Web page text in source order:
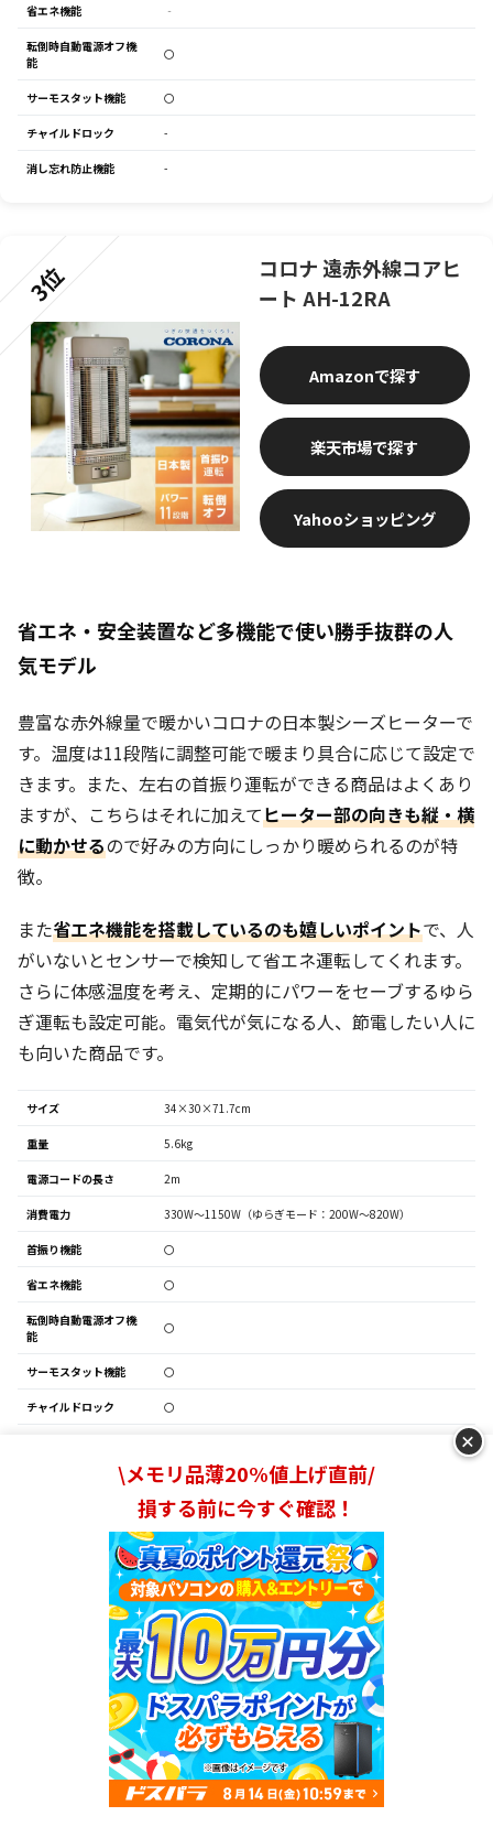
ランキングを見る
省エネ機能 ‐
転倒時自動電源オフ機
能
〇
サーモスタット機能 〇
チャイルドロック -
消し忘れ防止機能 -
3位
コロナ 遠赤外線コアヒ
ート AH-12RA
楽天市場
Amazon
Yahooショッピング
省エネ・安全装置など多機能で使い勝手抜群の人
気モデル
豊富な赤外線量で暖かいコロナの日本製シーズヒーターで
す。温度は11段階に調整可能で暖まり具合に応じて設定で
きます。また、左右の首振り運転ができる商品はよくあり
ますが、こちらはそれに加えてヒーター部の向きも縦・横
に動かせるので好みの方向にしっかり暖められるのが特
徴。
また省エネ機能を搭載しているのも嬉しいポイントで、人
がいないとセンサーで検知して省エネ運転してくれます。
さらに体感温度を考え、定期的にパワーをセーブするゆら
ぎ運転も設定可能。電気代が気になる人、節電したい人に
も向いた商品です。
サイズ 34×30×71.7cm
重量 5.6kg
電源コードの長さ 2m
消費電力 330W～1150W（ゆらぎモード：200W～820W）
首振り機能 〇
省エネ機能 〇
転倒時自動電源オフ機
能
〇
サーモスタット機能 〇
チャイルドロック 〇
TEKNOS パワーモニタ
ー付 シーズヒーター
TSH9201
TEKNOS
楽天市場
Amazon
+
\メモリ品薄20%値上げ直前/
損する前に今すぐ確認！